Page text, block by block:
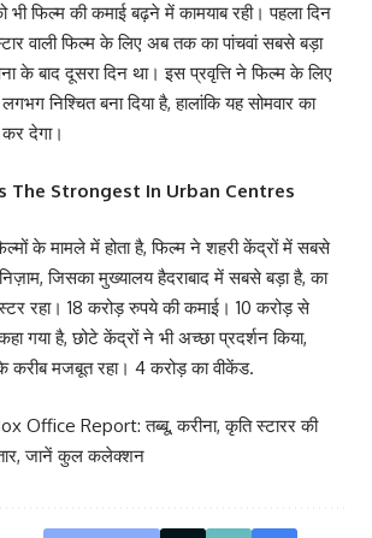
भी फिल्म की कमाई बढ़ने में कामयाब रही। पहला दिन
वाली फिल्म के लिए अब तक का पांचवां सबसे बड़ा
के बाद दूसरा दिन था। इस प्रवृत्ति ने फिल्म के लिए
निश्चित बना दिया है, हालांकि यह सोमवार का
कर देगा।
The Strongest In Urban Centres
के मामले में होता है, फिल्म ने शहरी केंद्रों में सबसे
जिसका मुख्यालय हैदराबाद में सबसे बड़ा है, का
रहा। 18 करोड़ रुपये की कमाई। 10 करोड़ से
गया है, छोटे केंद्रों ने भी अच्छा प्रदर्शन किया,
करीब मजबूत रहा। 4 करोड़ का वीकेंड.
Office Report: तब्बू, करीना, कृति स्टारर की
जानें कुल कलेक्शन